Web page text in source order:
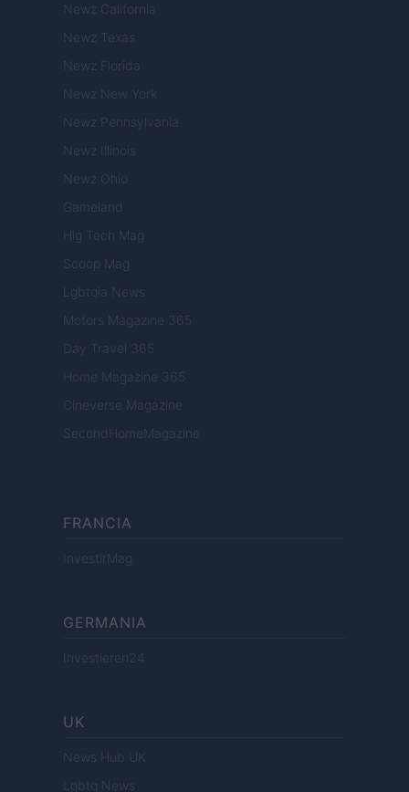
Newz California
Newz Texas
Newz Florida
Newz New York
Newz Pennsylvania
Newz Illinois
Newz Ohio
Gameland
Hig Tech Mag
Scoop Mag
Lgbtqia News
Motors Magazine 365
Day Travel 365
Home Magazine 365
Cineverse Magazine
SecondHomeMagazine
FRANCIA
InvestirMag
GERMANIA
Investieren24
UK
News Hub UK
Lgbtq News